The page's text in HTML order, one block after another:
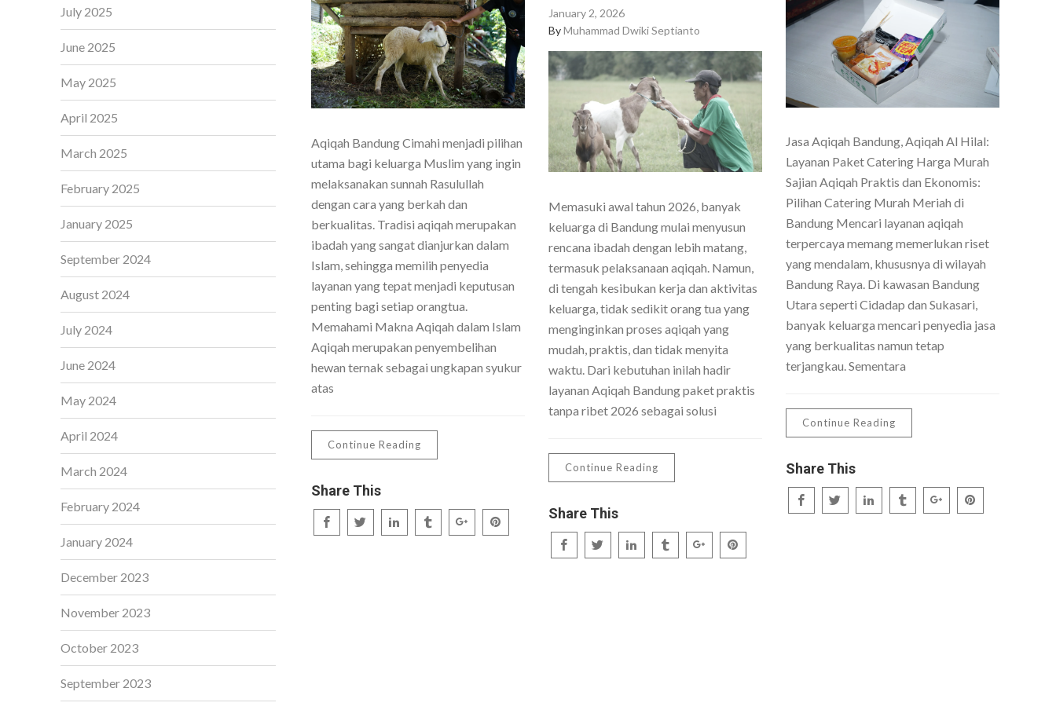
Jasa Aqiqah Bandung, Aqiqah Al Hilal:
Layanan Paket Catering Harga Murah
Sajian Aqiqah Praktis dan Ekonomis:
Pilihan Catering Murah Meriah di
Bandung Mencari layanan aqiqah
terpercaya memang memerlukan riset
yang mendalam, khususnya di wilayah
Bandung Raya. Di kawasan Bandung
Utara seperti Cidadap dan Sukasari,
banyak keluarga mencari penyedia jasa
yang berkualitas namun tetap
terjangkau. Sementara
Continue Reading
Share This
Aqiqah Bandung Cimahi menjadi pilihan
utama bagi keluarga Muslim yang ingin
melaksanakan sunnah Rasulullah
dengan cara yang berkah dan
berkualitas. Tradisi aqiqah merupakan
ibadah yang sangat dianjurkan dalam
Islam, sehingga memilih penyedia
layanan yang tepat menjadi keputusan
penting bagi setiap orangtua.
Memahami Makna Aqiqah dalam Islam
Aqiqah merupakan penyembelihan
hewan ternak sebagai ungkapan syukur
atas
Continue Reading
Share This
January 2, 2026
ByMuhammad Dwiki Septianto
Memasuki awal tahun 2026, banyak
keluarga di Bandung mulai menyusun
rencana ibadah dengan lebih matang,
termasuk pelaksanaan aqiqah. Namun,
di tengah kesibukan kerja dan aktivitas
keluarga, tidak sedikit orang tua yang
menginginkan proses aqiqah yang
mudah, praktis, dan tidak menyita
waktu. Dari kebutuhan inilah hadir
layanan Aqiqah Bandung paket praktis
tanpa ribet 2026 sebagai solusi
Continue Reading
Share This
July 2025
June 2025
May 2025
April 2025
March 2025
February 2025
January 2025
September 2024
August 2024
July 2024
June 2024
May 2024
April 2024
March 2024
February 2024
January 2024
December 2023
November 2023
October 2023
September 2023